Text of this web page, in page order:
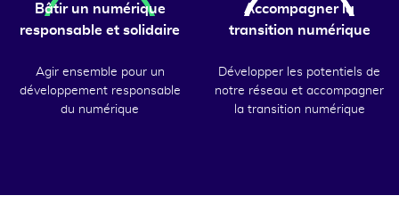
Bâtir un numérique
responsable et solidaire
Agir ensemble pour un
développement responsable
du numérique
Accompagner la
transition numérique
Développer les potentiels de
notre réseau et accompagner
la transition numérique